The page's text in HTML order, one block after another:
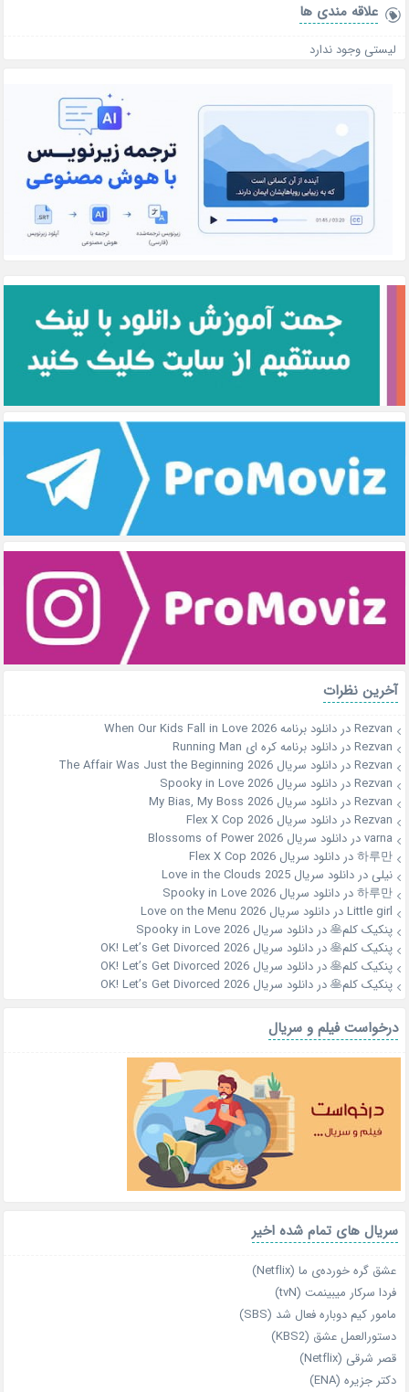
علاقه‌ مندی ها
لیستی وجود ندارد
آخرین نظرات
Rezvanدردانلود برنامه When Our Kids Fall in Love 2026
Rezvanدردانلود برنامه کره ای Running Man
Rezvanدردانلود سریال The Affair Was Just the Beginning 2026
Rezvanدردانلود سریال Spooky in Love 2026
Rezvanدردانلود سریال My Bias, My Boss 2026
Rezvanدردانلود سریال Flex X Cop 2026
varnaدردانلود سریال Blossoms of Power 2026
하루만دردانلود سریال Flex X Cop 2026
نیلی دردانلود سریال Love in the Clouds 2025
하루만دردانلود سریال Spooky in Love 2026
Little girlدردانلود سریال Love on the Menu 2026
پنکیک کلم🥞دردانلود سریال Spooky in Love 2026
پنکیک کلم🥞دردانلود سریال OK! Let’s Get Divorced 2026
پنکیک کلم🥞دردانلود سریال OK! Let’s Get Divorced 2026
پنکیک کلم🥞دردانلود سریال OK! Let’s Get Divorced 2026
درخواست فیلم و سریال
سریال های تمام شده اخیر
عشق گره خورده‌ی ما (Netflix)
فردا سرکار میبینمت (tvN)
مامور کیم دوباره فعال شد (SBS)
دستورالعمل عشق (KBS2)
قصر شرقی (Netflix)
دکتر جزیره (ENA)